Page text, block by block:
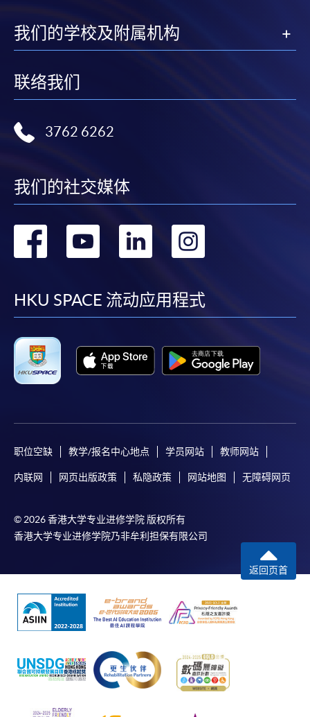
我们的学校及附属机构
联络我们
3762 6262
我们的社交媒体
转
facebook
转
youtube
转
linkedin
HKU SPACE 流动应用程式
职位空缺 教学/报名中心地点 学员网站 教师网站
内联网 网页出版政策 私隐政策 网站地图 无障碍网页
© 2026 香港大学专业进修学院 版权所有
香港大学专业进修学院乃非牟利担保有限公司
返回页首